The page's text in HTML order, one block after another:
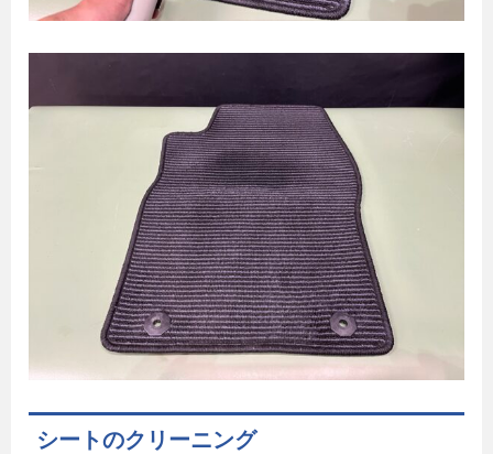
シートのクリーニング